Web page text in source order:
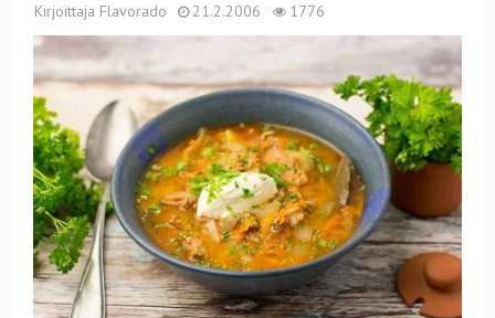
Kirjoittaja Flavorado 21.2.2006 1776